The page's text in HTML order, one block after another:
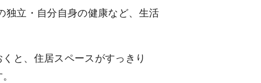
立・自分自身の健康など、生活
と、住居スペースがすっきり